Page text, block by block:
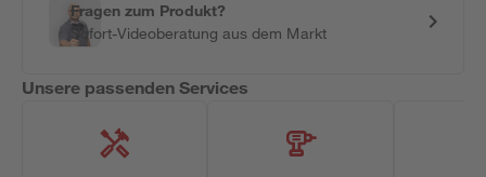
Fragen zum Produkt?
Sofort-Videoberatung aus dem Markt
Unsere passenden Services